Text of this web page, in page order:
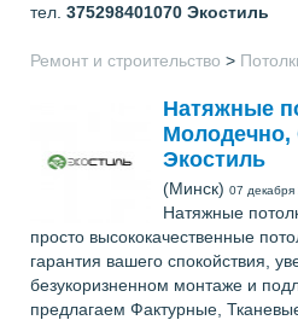
тел. 375298401070 Экостиль
Ремонт и строительство >
Натяжные
Молодечно,
Экостиль
(Минск) 07 декабря
Натяжные
просто высококачественные
гарантия вашего спокойствия,
безукоризненном монтаже и
предлагаем Фактурные,